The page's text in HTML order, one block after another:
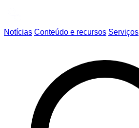
Notícias Conteúdo e recursos Serviços